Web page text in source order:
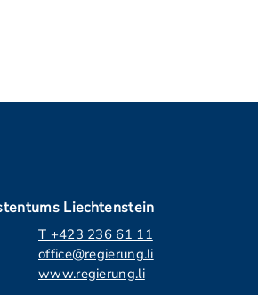
Liechtenstein
T +423 236 61 11
office@regierung.li
www.regierung.li